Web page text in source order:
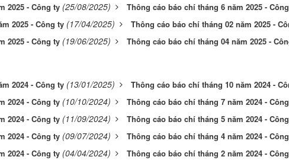
2025 - Công ty (25/08/2025) Thông cáo báo chí tháng 6 năm 2025 -
2025 - Công ty (17/04/2025) Thông cáo báo chí tháng 02 năm 2025 -
2025 - Công ty (19/06/2025) Thông cáo báo chí tháng 04 năm 2025 -
2024 - Công ty (13/01/2025) Thông cáo báo chí tháng 10 năm 2024 -
2024 - Công ty (10/10/2024) Thông cáo báo chí tháng 7 năm 2024 -
2024 - Công ty (11/09/2024) Thông cáo báo chí tháng 5 năm 2024 -
2024 - Công ty (09/07/2024) Thông cáo báo chí tháng 4 năm 2024 -
2024 - Công ty (04/04/2024) Thông cáo báo chí tháng 2 năm 2024 -